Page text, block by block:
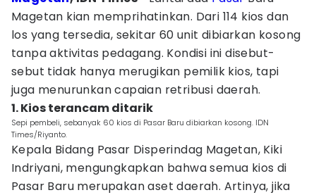
Magetan kian memprihatinkan. Dari 114 kios dan
los yang tersedia, sekitar 60 unit dibiarkan kosong
tanpa aktivitas pedagang. Kondisi ini disebut-
sebut tidak hanya merugikan pemilik kios, tapi
juga menurunkan capaian retribusi daerah.
1. Kios terancam ditarik
Sepi pembeli, sebanyak 60 kios di Pasar Baru dibiarkan kosong. IDN
Times/Riyanto.
Kepala Bidang Pasar Disperindag Magetan, Kiki
Indriyani, mengungkapkan bahwa semua kios di
Pasar Baru merupakan aset daerah. Artinya, jika